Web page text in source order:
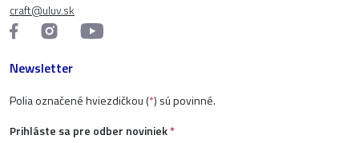
craft@uluv.sk
Newsletter
Polia označené hviezdičkou (*) sú povinné.
Prihláste sa pre odber noviniek*